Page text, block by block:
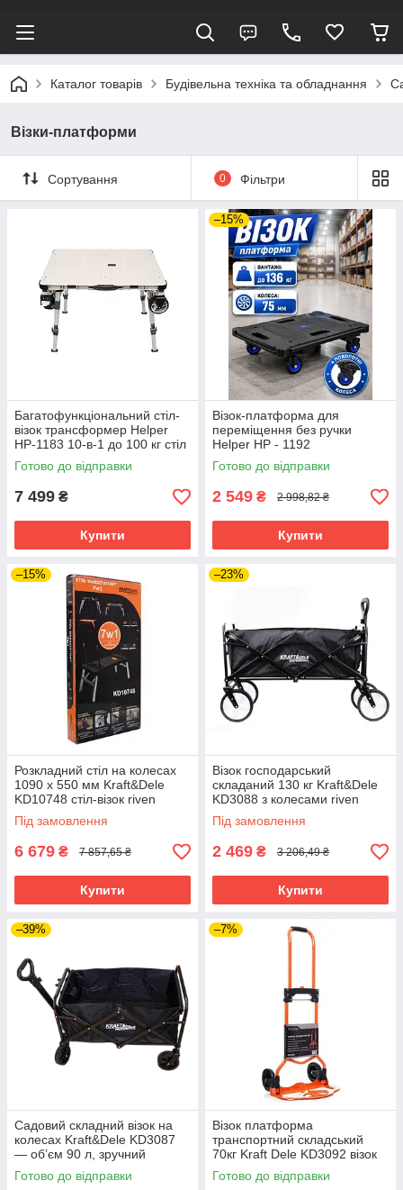
Каталог товарів Будівельна техніка та обладнання
Візки-платформи
Сортування 0 Фільтри
Багатофункціональний стіл-
візок трансформер Helper
HP-1183 10-в-1 до 100 кг стіл
для майстерні складний стіл-
візок
Готово до відправки
7 499 ₴
Купити
–15%
Візок-платформа для
переміщення без ручки
Helper HP - 1192
вантажопідйомність 136 кг
платформа для
вантажів
Готово до відправки
2 549 ₴ 2 998,82 ₴
Купити
–15%
Розкладний стіл на колесах
1090 x 550 мм Kraft&Dele
KD10748 стіл-візок riven
Під замовлення
6 679 ₴ 7 857,65 ₴
Купити
–23%
Візок господарський
складаний 130 кг Kraft&Dele
KD3088 з колесами riven
Під замовлення
2 469 ₴ 3 206,49 ₴
Купити
–39%
Садовий складний візок на
колесах Kraft&Dele KD3087
— об’єм 90 л, зручний
транспортний візок riven
Готово до відправки
–7%
Візок платформа
транспортний складський
70кг Kraft Dele KD3092 візок
платформний riven
Готово до відправки